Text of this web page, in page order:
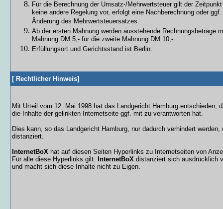
Für die Berechnung der Umsatz-/Mehrwertsteuer gilt der
keine andere Regelung vor, erfolgt eine Nachberechnung oder
Änderung des Mehrwertsteuersatzes.
Ab der ersten Mahnung werden ausstehende Rechnungsbeträge
Mahnung DM 5,- für die zweite Mahnung DM 10,-.
Erfüllungsort und Gerichtsstand ist Berlin.
[ Rechtlicher Hinweis]
Mit Urteil vom 12. Mai 1998 hat das Landgericht Hamburg entschieden,
die Inhalte der gelinkten Internetseite ggf. mit zu verantworten hat.
Dies kann, so das Landgericht Hamburg, nur dadurch verhindert
distanziert.
InternetBoX hat auf diesen Seiten Hyperlinks zu Internetseiten von
Für alle diese Hyperlinks gilt: InternetBoX distanziert sich ausdrücklich
und macht sich diese Inhalte nicht zu Eigen.